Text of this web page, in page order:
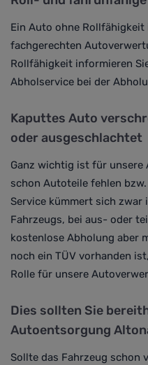
Ein Auto ohne
fachgerechten
Rollfähigkeit informieren
Abholservice bei der
Kaputtes Auto
oder ausgeschlachtet
Ganz wichtig ist für
schon Autoteile fehlen
Service kümmert sich zwar
Fahrzeugs, bei aus- oder
kostenlose Abholung aber
noch ein TÜV vorhanden
Rolle für unsere
Dies sollten Sie
Autoentsorgung
Sollte das Fahrzeug schon